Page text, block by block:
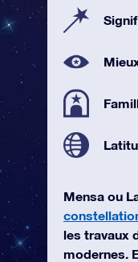
Mensa ou
les travaux
modernes.